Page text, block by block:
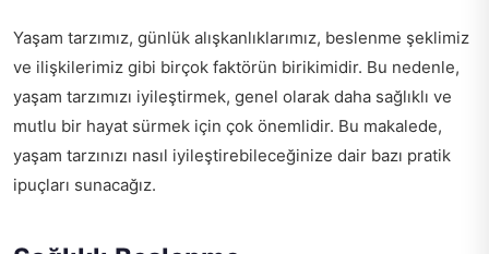
Yaşam tarzımız, günlük alışkanlıklarımız, beslenme şeklimiz
ve ilişkilerimiz gibi birçok faktörün birikimidir. Bu nedenle,
yaşam tarzımızı iyileştirmek, genel olarak daha sağlıklı ve
mutlu bir hayat sürmek için çok önemlidir. Bu makalede,
yaşam tarzınızı nasıl iyileştirebileceğinize dair bazı pratik
ipuçları sunacağız.